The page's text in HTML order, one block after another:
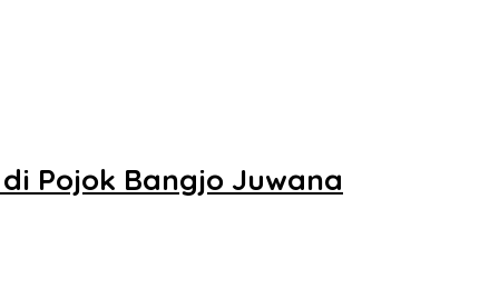
Pojok Bangjo Juwana